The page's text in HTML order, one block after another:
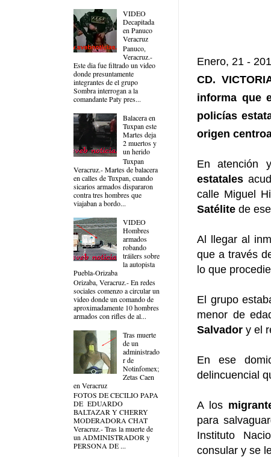
Enero, 21 -
CD.
informa que
policías
origen
En atención
estatales
calle Miguel
Satélite de ese
Al llegar al
que a través
lo que
El grupo
menor de
Salvador y el
En ese
delincuencial
A los
para
Instituto
consular y se
VIDEO
Decapitada
en Panuco
Veracruz
Panuco,
Veracruz.-
Este dia fue filtrado un video
donde presuntamente
integrantes de el grupo
Sombra interrogan a la
comandante Paty pres...
Balacera en
Tuxpan este
Martes deja
2 muertos y
un herido
Tuxpan
Veracruz.- Martes de balacera
en calles de Tuxpan, cuando
sicarios armados dispararon
contra tres hombres que
viajaban a bordo...
VIDEO
Hombres
armados
robando
tráilers sobre
la autopista
Puebla-Orizaba
Orizaba, Veracruz.- En redes
sociales comenzo a circular un
video donde un comando de
aproximadamente 10 hombres
armados con rifles de al...
Tras muerte
de un
administrado
r de
Notinfomex;
Zetas Caen
en Veracruz
FOTOS DE CECILIO PAPA
DE EDUARDO
BALTAZAR Y CHERRY
MODERADORA CHAT
Veracruz.- Tras la muerte de
un ADMINISTRADOR y
PERSONA DE ...